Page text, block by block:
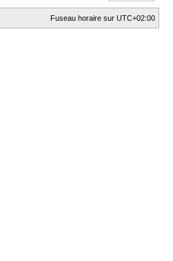
Fuseau horaire sur UTC+02:00